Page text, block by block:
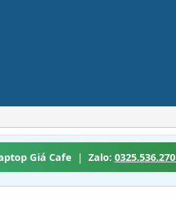
Giá Cafe | Zalo: 0325.536.270